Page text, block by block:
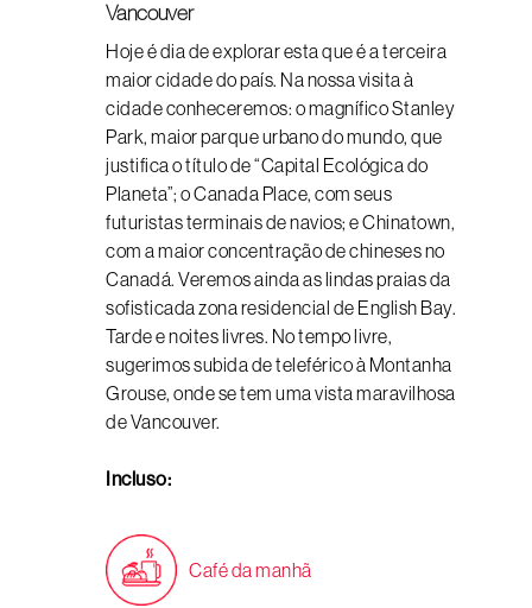
Vancouver
Hoje é dia de explorar esta que é a terceira
maior cidade do país. Na nossa visita à
cidade conheceremos: o magnífico Stanley
Park, maior parque urbano do mundo, que
justifica o título de “Capital Ecológica do
Planeta”; o Canada Place, com seus
futuristas terminais de navios; e Chinatown,
com a maior concentração de chineses no
Canadá. Veremos ainda as lindas praias da
sofisticada zona residencial de English Bay.
Tarde e noites livres. No tempo livre,
sugerimos subida de teleférico à Montanha
Grouse, onde se tem uma vista maravilhosa
de Vancouver.
Incluso:
Café da manhã